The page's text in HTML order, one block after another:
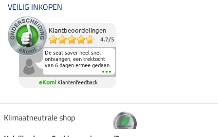
VEILIG INKOPEN
Klantbeoordelingen
4.7/5
De seat saver heel snel
ontvangen, een trektocht
van 6 dagen ermee gedaan
en deze heeft de beproeving
fantastisch doorstaan.
Heerlijk zacht om op te
elkaar in het zadel.
eKomi Klantenfeedback
Klimaatneutrale shop